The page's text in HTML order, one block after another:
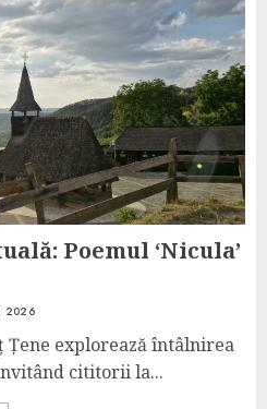
Poemul ‘Nicula’
2026
Țene explorează întâlnirea
cititorii la...